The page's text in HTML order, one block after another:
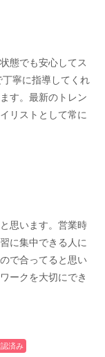
態でも安心してス
寧に指導してくれ
す。最新のトレン
リストとして常に
思います。営業時
に集中できる人に
で合ってると思い
ークを大切にでき
済み